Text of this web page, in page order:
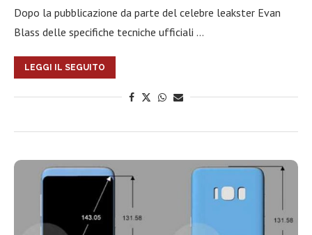
Dopo la pubblicazione da parte del celebre leakster Evan
Blass delle specifiche tecniche ufficiali …
LEGGI IL SEGUITO